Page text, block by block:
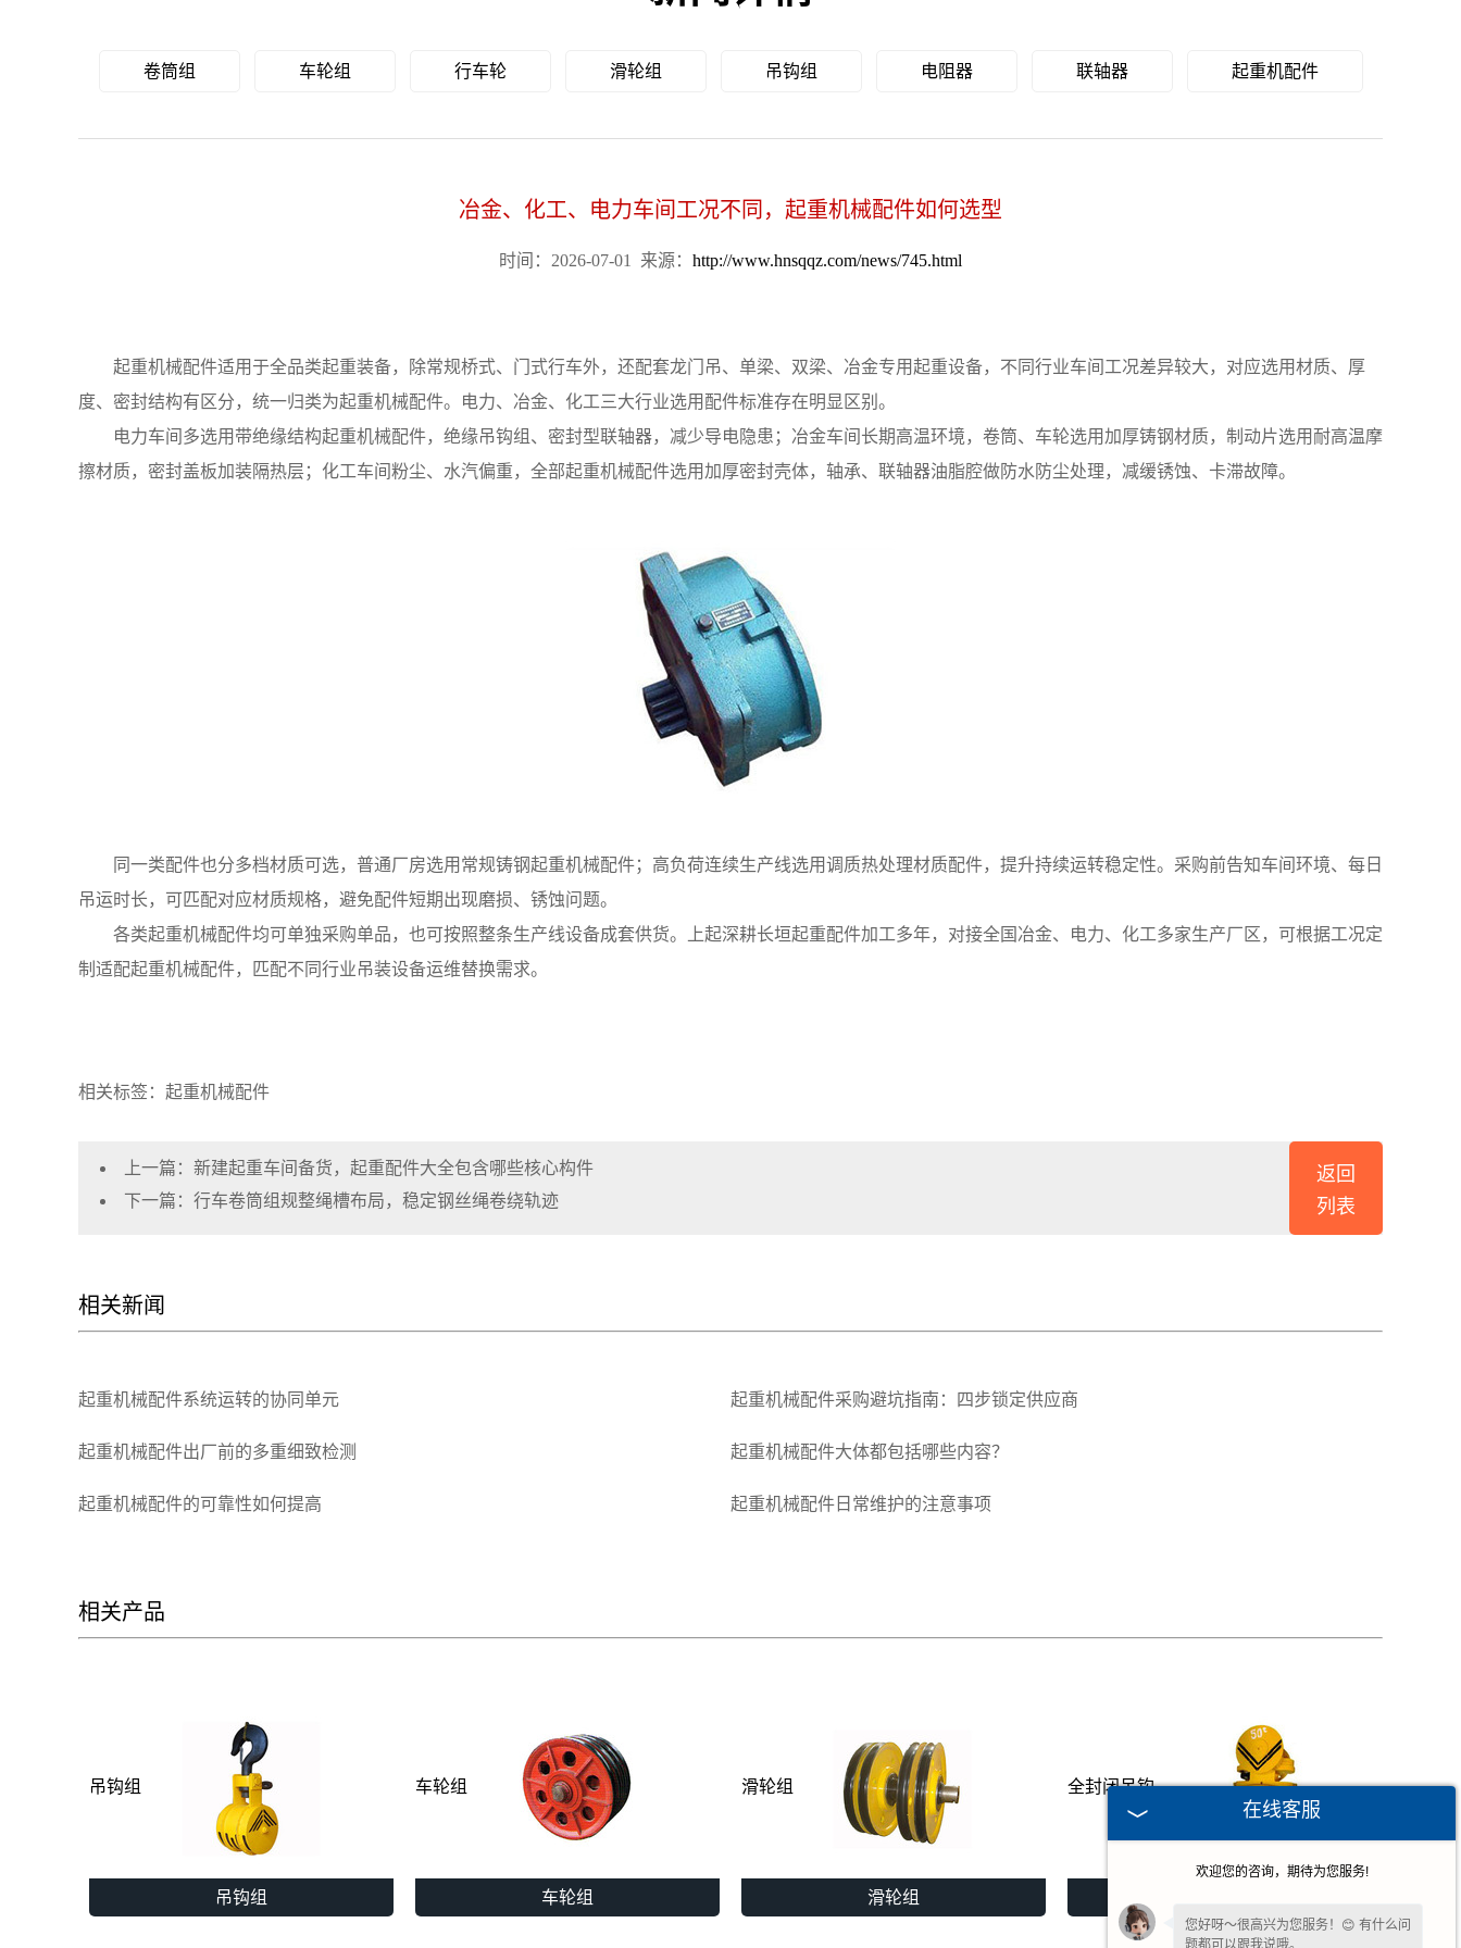
卷筒组 车轮组 行车轮 滑轮组 吊钩组 电阻器 联轴器 起重机配件
冶金、化工、电力车间工况不同，起重机械配件如何选型
时间：2026-07-01 来源： http://www.hnsqqz.com/news/745.html
起重机械配件适用于全品类起重装备，除常规桥式、门式行车外，还配套龙门吊、单梁、双梁、冶金专用起重设备，不同行业车间工况差异较大，对应选用材质、厚
度、密封结构有区分，统一归类为起重机械配件。电力、冶金、化工三大行业选用配件标准存在明显区别。
电力车间多选用带绝缘结构起重机械配件，绝缘吊钩组、密封型联轴器，减少导电隐患；冶金车间长期高温环境，卷筒、车轮选用加厚铸钢材质，制动片选用耐高温摩
擦材质，密封盖板加装隔热层；化工车间粉尘、水汽偏重，全部起重机械配件选用加厚密封壳体，轴承、联轴器油脂腔做防水防尘处理，减缓锈蚀、卡滞故障。
同一类配件也分多档材质可选，普通厂房选用常规铸钢起重机械配件；高负荷连续生产线选用调质热处理材质配件，提升持续运转稳定性。采购前告知车间环境、每日
吊运时长，可匹配对应材质规格，避免配件短期出现磨损、锈蚀问题。
各类起重机械配件均可单独采购单品，也可按照整条生产线设备成套供货。上起深耕长垣起重配件加工多年，对接全国冶金、电力、化工多家生产厂区，可根据工况定
制适配起重机械配件，匹配不同行业吊装设备运维替换需求。
相关标签：起重机械配件
上一篇： 新建起重车间备货，起重配件大全包含哪些核心构件
下一篇： 行车卷筒组规整绳槽布局，稳定钢丝绳卷绕轨迹
返回
列表
相关新闻
起重机械配件系统运转的协同单元 起重机械配件采购避坑指南：四步锁定供应商
起重机械配件出厂前的多重细致检测 起重机械配件大体都包括哪些内容？
起重机械配件的可靠性如何提高 起重机械配件日常维护的注意事项
相关产品
吊钩组
吊钩组
车轮组
车轮组
滑轮组
滑轮组
全封闭吊钩
在线客服
欢迎您的咨询，期待为您服务!
您好呀～很高兴为您服务！😊 有什么问
题都可以跟我说哦。